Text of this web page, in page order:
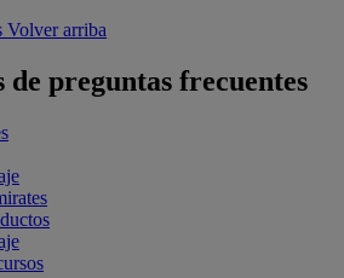
Volver arriba
de preguntas frecuentes